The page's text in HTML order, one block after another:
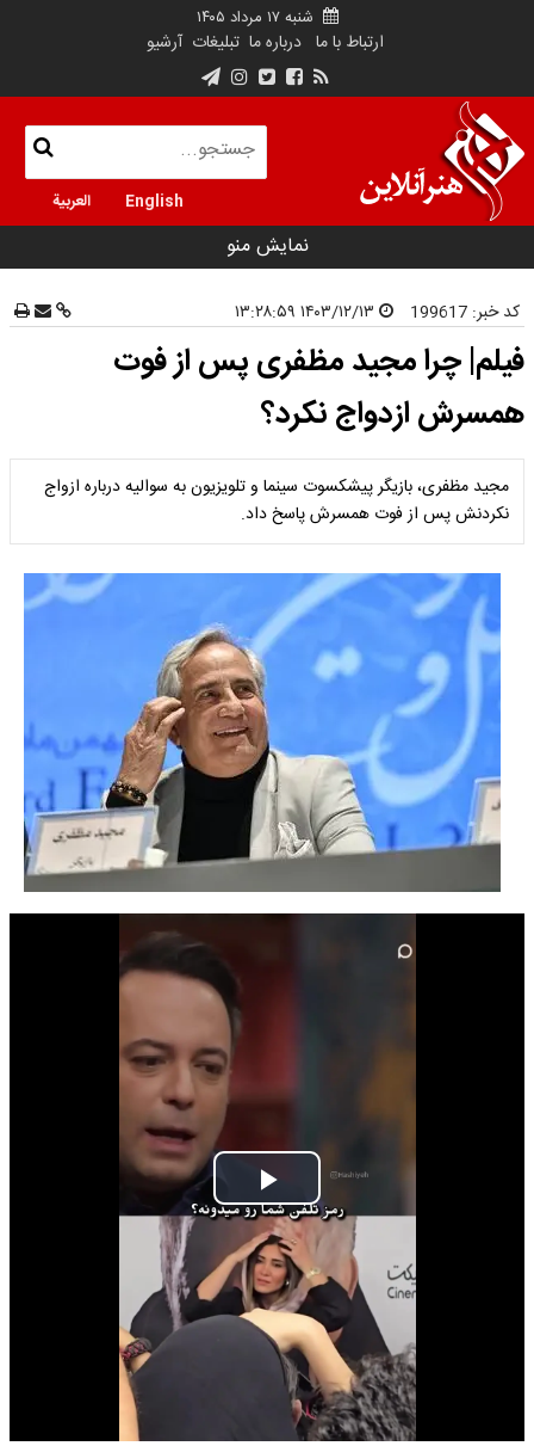
شنبه ۱۷ مرداد ۱۴۰۵
ارتباط با ما درباره ما تبلیغات آرشیو
English العربية
نمایش منو
کد خبر: 199617
فیلم| چرا مجید مظفری پس از فوت
همسرش ازدواج نکرد؟
مجید مظفری، بازیگر پیشکسوت سینما و تلویزیون به سوالیه درباره ازواج
نکردنش پس از فوت همسرش پاسخ داد.
Play
Video